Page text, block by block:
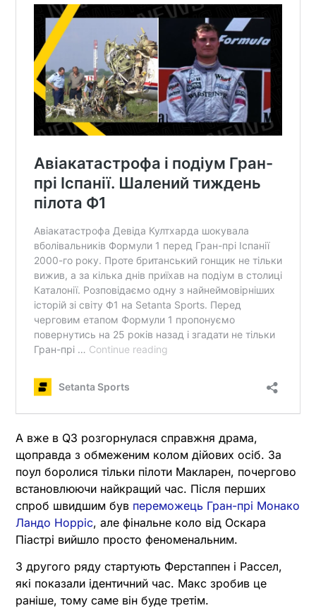
А вже в Q3 розгорнулася справжня драма,
щоправда з обмеженим колом дійових осіб. За
поул боролися тільки пілоти Макларен, почергово
встановлюючи найкращий час. Після перших
спроб швидшим був переможець Гран-прі Монако
Ландо Норріс, але фінальне коло від Оскара
Піастрі вийшло просто феноменальним.
З другого ряду стартують Ферстаппен і Рассел,
які показали ідентичний час. Макс зробив це
раніше, тому саме він буде третім.